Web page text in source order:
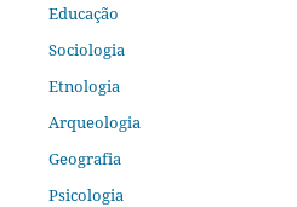
Educação
Sociologia
Etnologia
Arqueologia
Geografia
Psicologia